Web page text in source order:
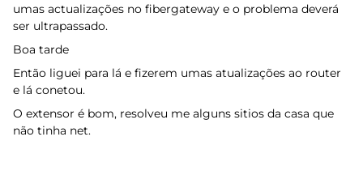
umas actualizações no fibergateway e o problema deverá
ser ultrapassado.
Boa tarde
Então liguei para lá e fizerem umas atualizações ao router
e lá conetou.
O extensor é bom, resolveu me alguns sitios da casa que
não tinha net.